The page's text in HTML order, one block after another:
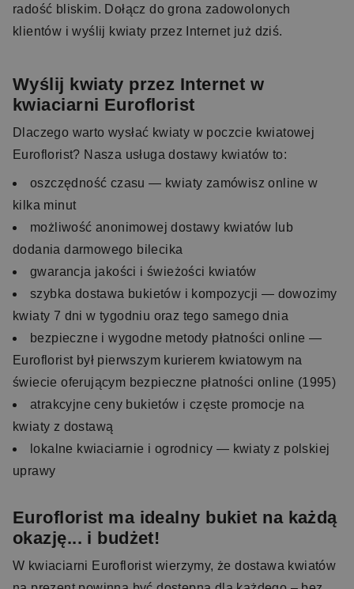
radość bliskim. Dołącz do grona zadowolonych
klientów i wyślij kwiaty przez Internet już dziś.
Wyślij kwiaty przez Internet w
kwiaciarni Euroflorist
Dlaczego warto wysłać kwiaty w poczcie kwiatowej
Euroflorist? Nasza usługa dostawy kwiatów to:
oszczędność czasu — kwiaty zamówisz online w
kilka minut
możliwość anonimowej dostawy kwiatów lub
dodania darmowego bilecika
gwarancja jakości i świeżości kwiatów
szybka dostawa bukietów i kompozycji — dowozimy
kwiaty 7 dni w tygodniu oraz tego samego dnia
bezpieczne i wygodne metody płatności online —
Euroflorist był pierwszym kurierem kwiatowym na
świecie oferującym bezpieczne płatności online (1995)
atrakcyjne ceny bukietów i częste promocje na
kwiaty z dostawą
lokalne kwiaciarnie i ogrodnicy — kwiaty z polskiej
uprawy
Euroflorist ma idealny bukiet na każdą
okazję... i budżet!
W kwiaciarni Euroflorist wierzymy, że dostawa kwiatów